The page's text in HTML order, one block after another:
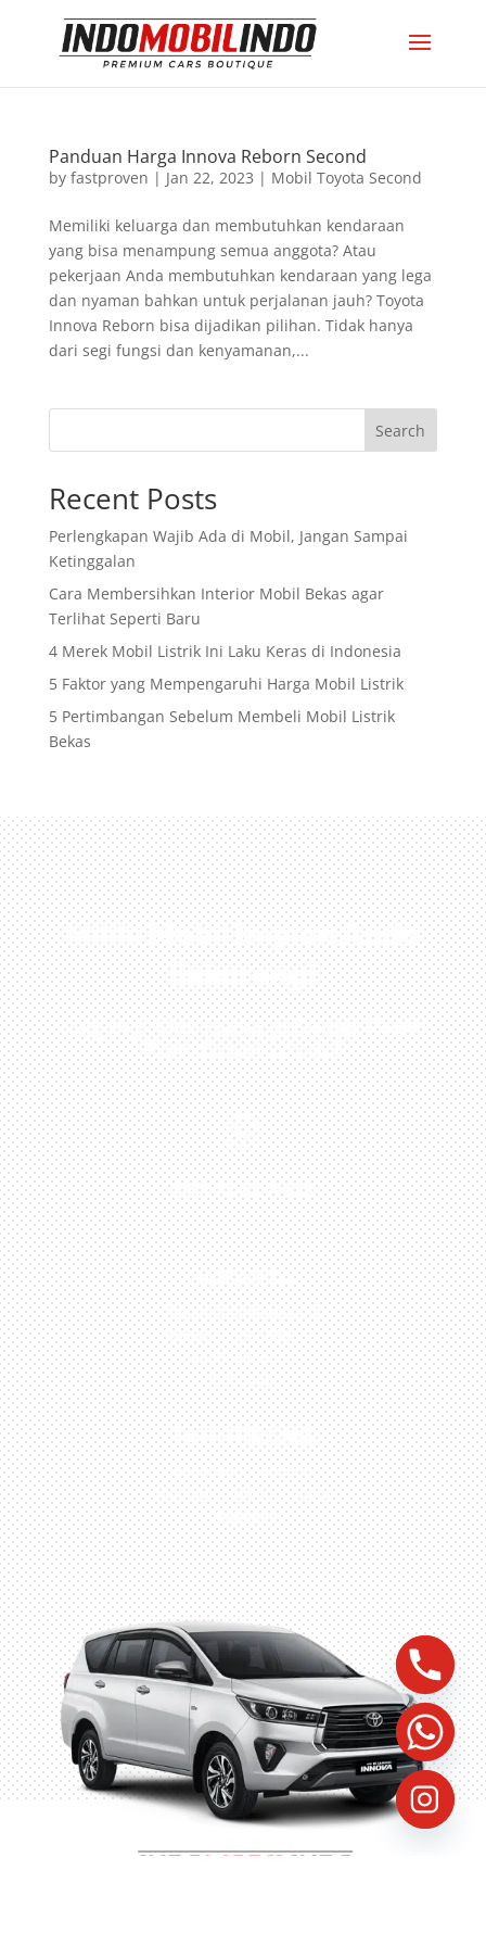
Panduan Harga Innova Reborn Second
by fastproven | Jan 22, 2023 | Mobil Toyota Second
Memiliki keluarga dan membutuhkan kendaraan
yang bisa menampung semua anggota? Atau
pekerjaan Anda membutuhkan kendaraan yang lega
dan nyaman bahkan untuk perjalanan jauh? Toyota
Innova Reborn bisa dijadikan pilihan. Tidak hanya
dari segi fungsi dan kenyamanan,...
Search
Recent Posts
Perlengkapan Wajib Ada di Mobil, Jangan Sampai
Ketinggalan
Cara Membersihkan Interior Mobil Bekas agar
Terlihat Seperti Baru
4 Merek Mobil Listrik Ini Laku Keras di Indonesia
5 Faktor yang Mempengaruhi Harga Mobil Listrik
5 Pertimbangan Sebelum Membeli Mobil Listrik
Bekas
Miliki Mobil Impian Anda
Sekarang!
Kunjungi Atau Hubungi Dealer Resmi
Kami Di Kota Anda!

0813-1054-7548
JAKARTA
Perumahan Boulevard
Taman Surya 3 Blok h2,
No.27, Jakarta –
Indonesia
TANGERANG
Husein Sastra Negara,
No.8 Jurumudi Tangerang
– Indonesia